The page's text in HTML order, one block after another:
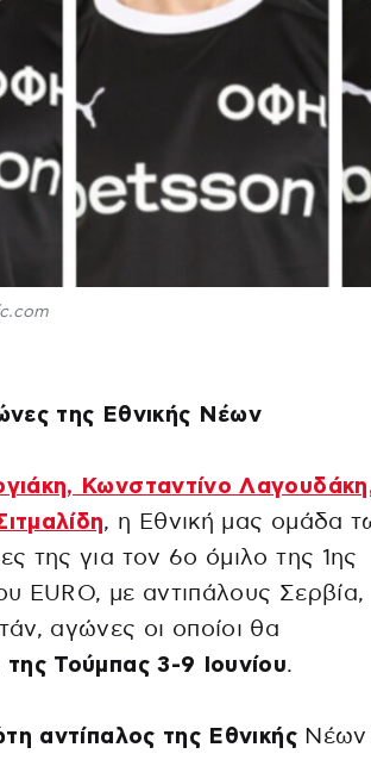
της Εθνικής Νέων
Κωνσταντίνο
, η Εθνική μας ομάδα
της για τον 6ο όμιλο της 1ης
EURO, με αντιπάλους Σερβία,
αγώνες οι οποίοι θα
Τούμπας 3-9 Ιουνίου.
αντίπαλος της ΕθνικήςΝέων